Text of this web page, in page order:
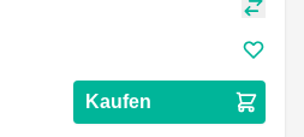
Kaufen